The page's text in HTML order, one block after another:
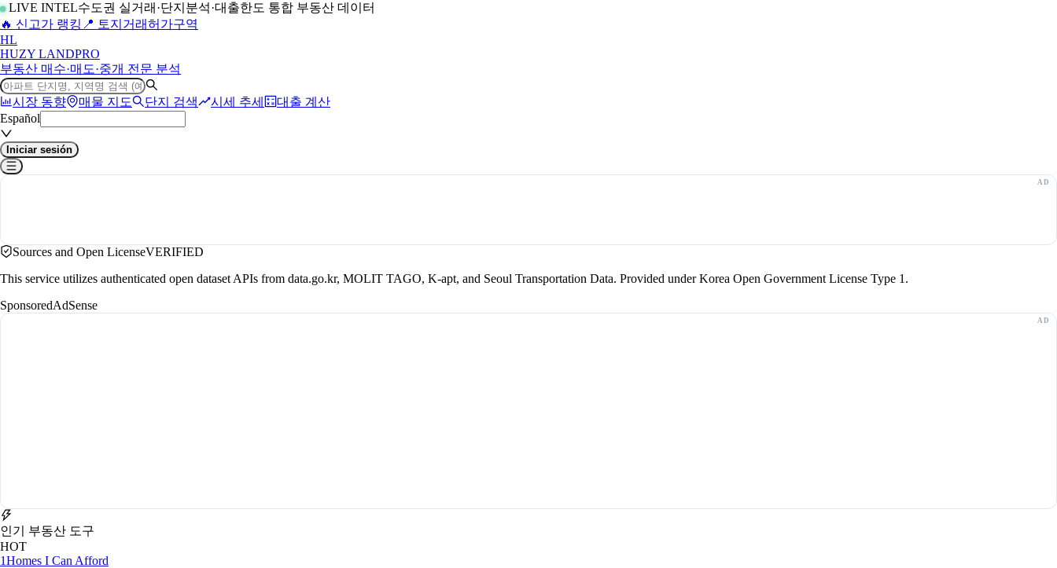
LIVE INTEL수도권 실거래·단지분석·대출한도 통합 부동산 데이터
🔥 신고가 랭킹 📍 토지거래허가구역
HL
HUZY LANDPRO
부동산 매수·매도·중개 전문 분석
시장 동향 매물 지도 단지 검색 시세 추세
대출 계산
Español
Iniciar sesión
Sources and Open LicenseVERIFIED
This service utilizes authenticated open dataset APIs from data.go.kr, MOLIT TAGO, K-apt, and Seoul Transportation Data. Provided under Korea Open Government License Type 1.
SponsoredAdSense
인기 부동산 도구
HOT
1Homes I Can Afford